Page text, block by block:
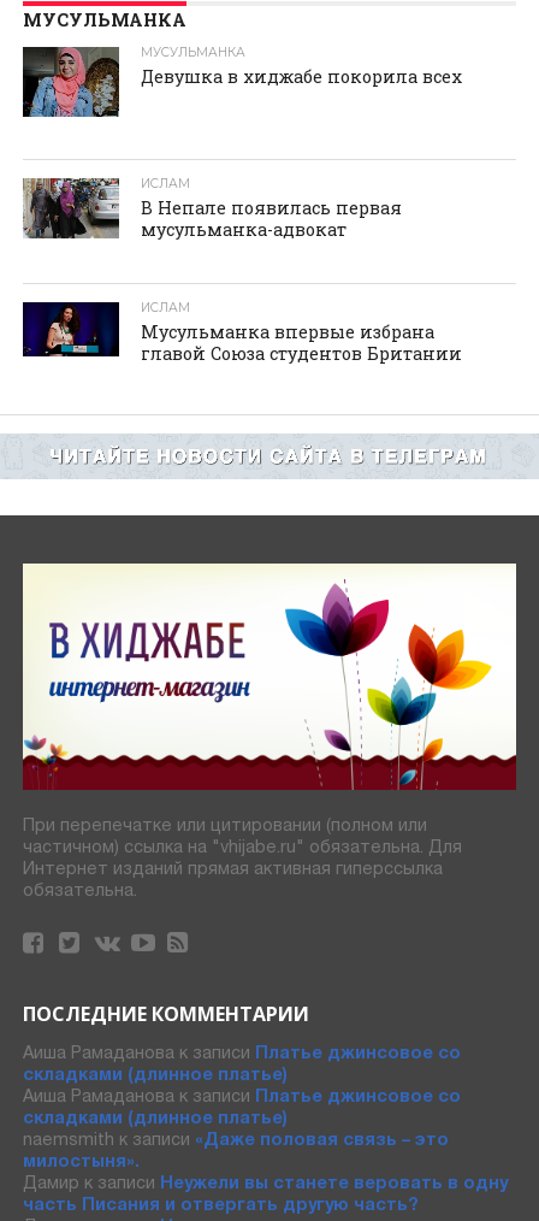
МУСУЛЬМАНКА
МУСУЛЬМАНКА
Девушка в хиджабе покорила всех
ИСЛАМ
В Непале появилась первая
мусульманка-адвокат
ИСЛАМ
Мусульманка впервые избрана
главой Союза студентов Британии
При перепечатке или цитировании (полном или
частичном) ссылка на "vhijabe.ru" обязательна. Для
Интернет изданий прямая активная гиперссылка
обязательна.
ПОСЛЕДНИЕ КОММЕНТАРИИ
Аиша Рамадановак записи Платье джинсовое со
складками (длинное платье)
Аиша Рамадановак записи Платье джинсовое со
складками (длинное платье)
naemsmith к записи «Даже половая связь – это
милостыня».
Дамир к записи Неужели вы станете веровать в одну
часть Писания и отвергать другую часть?